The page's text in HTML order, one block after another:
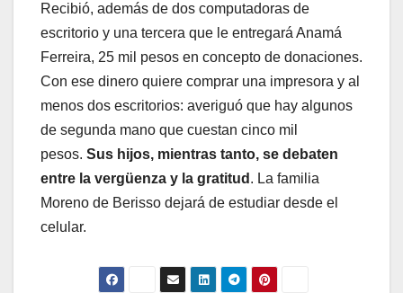
Recibió, además de dos computadoras de
escritorio y una tercera que le entregará Anamá
Ferreira, 25 mil pesos en concepto de donaciones.
Con ese dinero quiere comprar una impresora y al
menos dos escritorios: averiguó que hay algunos
de segunda mano que cuestan cinco mil
pesos. Sus hijos, mientras tanto, se debaten
entre la vergüenza y la gratitud . La familia
Moreno de Berisso dejará de estudiar desde el
celular.